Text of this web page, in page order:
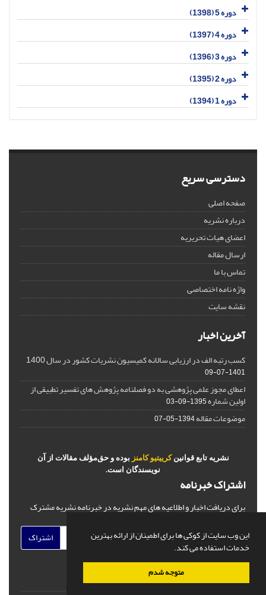
این وب سایت از کوکی ها برای اطمینان از ارائه بهترین
خدمات استفاده می کند.
متوجه شدم
دوره 5 (1398)
دوره 4 (1397)
دوره 3 (1396)
دوره 2 (1395)
دوره 1 (1394)
دسترسی سریع
صفحه اصلی
درباره نشریه
اعضای هیات تحریریه
ارسال مقاله
تماس با ما
واژه نامه اختصاصی
نقشه سایت
آخرین اخبار
کسب رتبه الف در ارزیابی سالانه کمیسیون نشریات کشور در سال 1400
1401-07-09
اعطای مجوز علمی پژوهشی به دو فصلنامه پژوهش های تفسیر تطبیقی از
اولین شماره1395-09-03
موضوعات مقاله1394-05-07
نشریه تابع قوانین کرییتیو کامنز بوده و حق‌مؤلف مقالات از آن
نویسندگان است.
اشتراک خبرنامه
برای دریافت اخبار و اطلاعیه های مهم نشریه در خبرنامه نشریه مشترک
اشتراک